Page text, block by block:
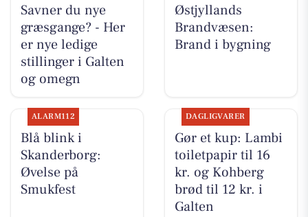
Savner du nye
græsgange? - Her
er nye ledige
stillinger i Galten
og omegn
Østjyllands
Brandvæsen:
Brand i bygning
ALARM112
Blå blink i
Skanderborg:
Øvelse på
Smukfest
DAGLIGVARER
Gør et kup: Lambi
toiletpapir til 16
kr. og Kohberg
brød til 12 kr. i
Galten